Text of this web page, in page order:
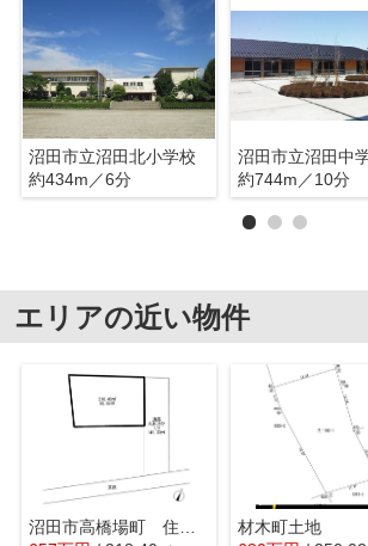
沼田市立沼田北小学校
約434m／6分
沼田市立沼田中
約744m／10分
エリアの近い物件
材木町土地